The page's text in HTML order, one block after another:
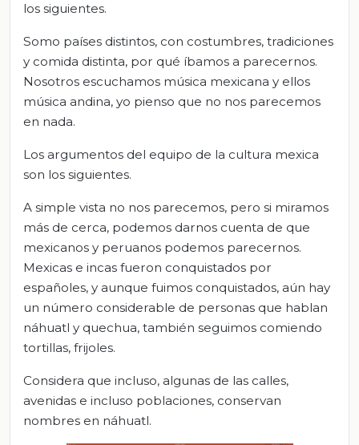
los siguientes.
Somo países distintos, con costumbres, tradiciones
y comida distinta, por qué íbamos a parecernos.
Nosotros escuchamos música mexicana y ellos
música andina, yo pienso que no nos parecemos
en nada.
Los argumentos del equipo de la cultura mexica
son los siguientes.
A simple vista no nos parecemos, pero si miramos
más de cerca, podemos darnos cuenta de que
mexicanos y peruanos podemos parecernos.
Mexicas e incas fueron conquistados por
españoles, y aunque fuimos conquistados, aún hay
un número considerable de personas que hablan
náhuatl y quechua, también seguimos comiendo
tortillas, frijoles.
Considera que incluso, algunas de las calles,
avenidas e incluso poblaciones, conservan
nombres en náhuatl.